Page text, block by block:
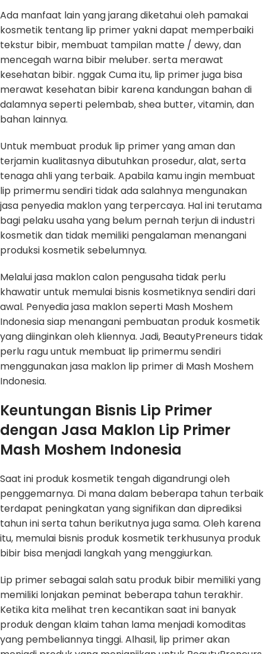
Ada manfaat lain yang jarang diketahui oleh pamakai
kosmetik tentang lip primer yakni dapat memperbaiki
tekstur bibir, membuat tampilan matte / dewy, dan
mencegah warna bibir meluber. serta merawat
kesehatan bibir. nggak Cuma itu, lip primer juga bisa
merawat kesehatan bibir karena kandungan bahan di
dalamnya seperti pelembab, shea butter, vitamin, dan
bahan lainnya.
Untuk membuat produk lip primer yang aman dan
terjamin kualitasnya dibutuhkan prosedur, alat, serta
tenaga ahli yang terbaik. Apabila kamu ingin membuat
lip primermu sendiri tidak ada salahnya mengunakan
jasa penyedia maklon yang terpercaya. Hal ini terutama
bagi pelaku usaha yang belum pernah terjun di industri
kosmetik dan tidak memiliki pengalaman menangani
produksi kosmetik sebelumnya.
Melalui jasa maklon calon pengusaha tidak perlu
khawatir untuk memulai bisnis kosmetiknya sendiri dari
awal. Penyedia jasa maklon seperti Mash Moshem
Indonesia siap menangani pembuatan produk kosmetik
yang diinginkan oleh kliennya. Jadi, BeautyPreneurs tidak
perlu ragu untuk membuat lip primermu sendiri
menggunakan jasa maklon lip primer di Mash Moshem
Indonesia.
Keuntungan Bisnis Lip Primer
dengan Jasa Maklon Lip Primer
Mash Moshem Indonesia
Saat ini produk kosmetik tengah digandrungi oleh
penggemarnya. Di mana dalam beberapa tahun terbaik
terdapat peningkatan yang signifikan dan diprediksi
tahun ini serta tahun berikutnya juga sama. Oleh karena
itu, memulai bisnis produk kosmetik terkhusunya produk
bibir bisa menjadi langkah yang menggiurkan.
Lip primer sebagai salah satu produk bibir memiliki yang
memiliki lonjakan peminat beberapa tahun terakhir.
Ketika kita melihat tren kecantikan saat ini banyak
produk dengan klaim tahan lama menjadi komoditas
yang pembeliannya tinggi. Alhasil, lip primer akan